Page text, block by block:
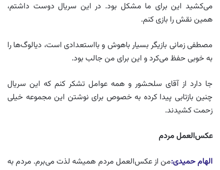
می‌کشید این برای ما مشکل بود. در این سریال دوست داشتم،
همین نقش را بازی کنم.
مصطفی زمانی بازیگر بسیار باهوش و بااستعدادی است، دیالوگ‌ها را
به خوبی حفظ می‌کرد و این برای من جالب بود.
جا دارد از آقای سلحشور و همه عوامل تشکر کنم که این سریال
چنین بازتابی پیدا کرده به خصوص برای نوشتن این مجموعه خیلی
زحمت کشیدند.
عکس‌العمل مردم
الهام حمیدی:من از عکس‌العمل مردم همیشه لذت می‌برم. مردم به